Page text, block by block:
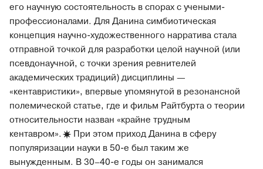
его научную состоятельность в спорах с учеными-
профессионалами. Для Данина симбиотическая
концепция научно-художественного нарратива стала
отправной точкой для разработки целой научной (или
псевдонаучной, с точки зрения ревнителей
академических традиций) дисциплины —
«кентавристики», впервые упомянутой в резонансной
полемической статье, где и фильм Райтбурта о теории
относительности назван «крайне трудным
кентавром».
При этом приход Данина в сферу
популяризации науки в 50-е был таким же
вынужденным. В 30–40-е годы он занимался